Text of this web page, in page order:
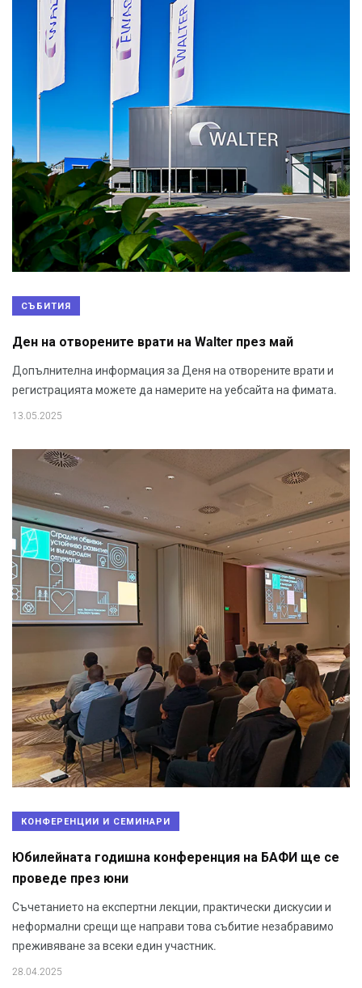
СЪБИТИЯ
Ден на отворените врати на Walter през май
Допълнителна информация за Деня на отворените врати и
регистрацията можете да намерите на уебсайта на фимата.
13.05.2025
КОНФЕРЕНЦИИ И СЕМИНАРИ
Юбилейната годишна конференция на БАФИ ще се
проведе през юни
Съчетанието на експертни лекции, практически дискусии и
неформални срещи ще направи това събитие незабравимо
преживяване за всеки един участник.
28.04.2025